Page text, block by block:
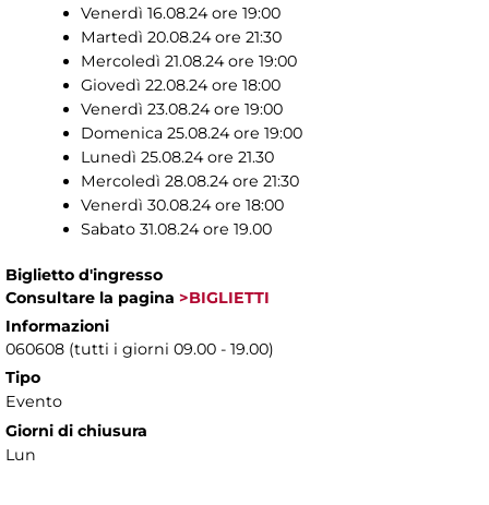
Venerdì 16.08.24 ore 19:00
Martedì 20.08.24 ore 21:30
Mercoledì 21.08.24 ore 19:00
Giovedì 22.08.24 ore 18:00
Venerdì 23.08.24 ore 19:00
Domenica 25.08.24 ore 19:00
Lunedì 25.08.24 ore 21.30
Mercoledì 28.08.24 ore 21:30
Venerdì 30.08.24 ore 18:00
Sabato 31.08.24 ore 19.00
Biglietto d'ingresso
Consultare la pagina >BIGLIETTI
Informazioni
060608 (tutti i giorni 09.00 - 19.00)
Tipo
Evento
Giorni di chiusura
Lun